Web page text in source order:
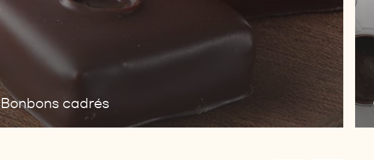
Bonbons cadrés